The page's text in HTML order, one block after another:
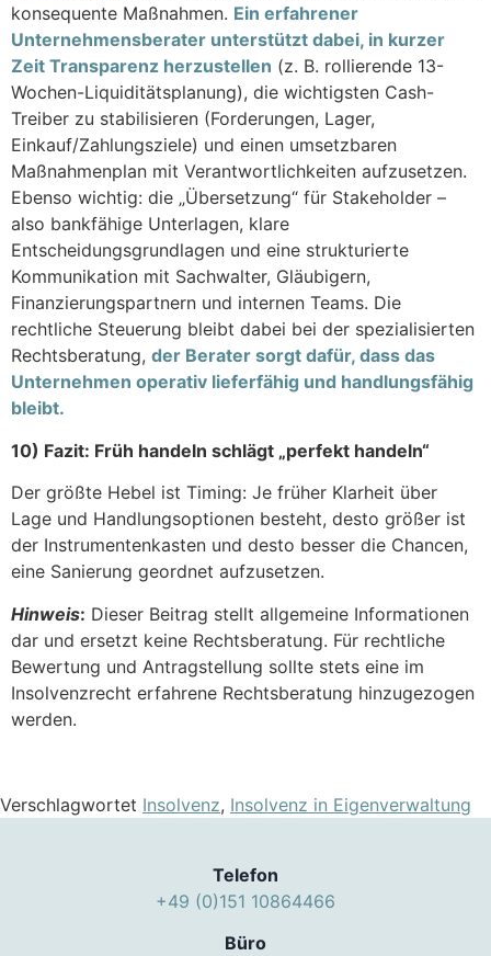
konsequente Maßnahmen. Ein erfahrener
Unternehmensberater unterstützt dabei, in kurzer
Zeit Transparenz herzustellen (z. B. rollierende 13-
Wochen-Liquiditätsplanung), die wichtigsten Cash-
Treiber zu stabilisieren (Forderungen, Lager,
Einkauf/Zahlungsziele) und einen umsetzbaren
Maßnahmenplan mit Verantwortlichkeiten aufzusetzen.
Ebenso wichtig: die „Übersetzung“ für Stakeholder –
also bankfähige Unterlagen, klare
Entscheidungsgrundlagen und eine strukturierte
Kommunikation mit Sachwalter, Gläubigern,
Finanzierungspartnern und internen Teams. Die
rechtliche Steuerung bleibt dabei bei der spezialisierten
Rechtsberatung, der Berater sorgt dafür, dass das
Unternehmen operativ lieferfähig und handlungsfähig
bleibt.
10) Fazit: Früh handeln schlägt „perfekt handeln“
Der größte Hebel ist Timing: Je früher Klarheit über
Lage und Handlungsoptionen besteht, desto größer ist
der Instrumentenkasten und desto besser die Chancen,
eine Sanierung geordnet aufzusetzen.
Hinweis: Dieser Beitrag stellt allgemeine Informationen
dar und ersetzt keine Rechtsberatung. Für rechtliche
Bewertung und Antragstellung sollte stets eine im
Insolvenzrecht erfahrene Rechtsberatung hinzugezogen
werden.
Verschlagwortet Insolvenz, Insolvenz in Eigenverwaltung
Telefon
+49 (0)151 10864466
Büro